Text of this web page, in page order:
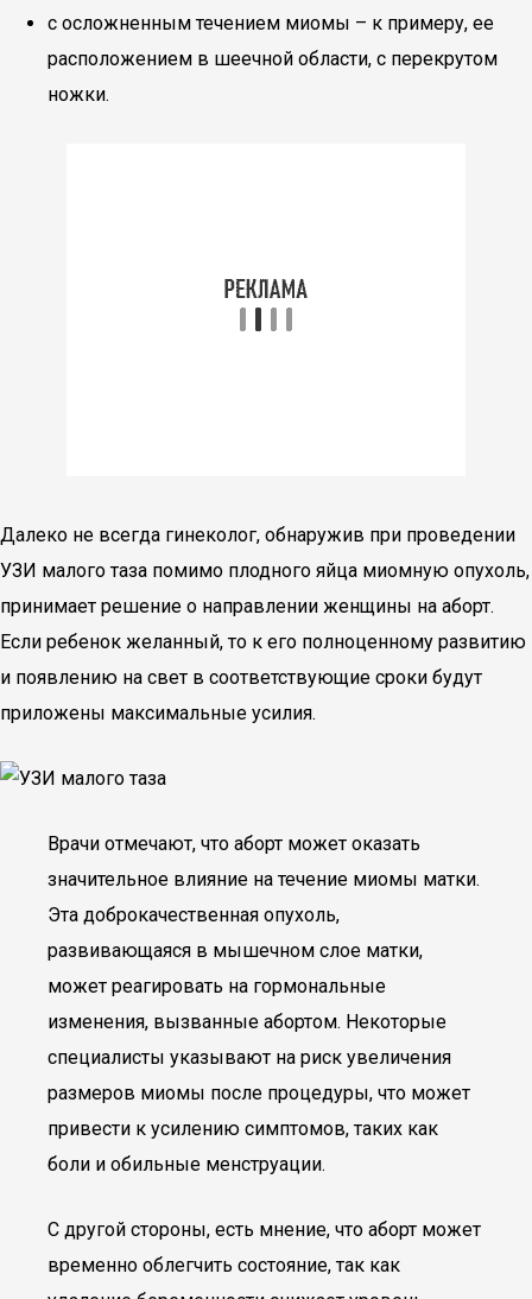
с осложненным течением миомы – к примеру, ее
расположением в шеечной области, с перекрутом
ножки.
Далеко не всегда гинеколог, обнаружив при проведении
УЗИ малого таза помимо плодного яйца миомную опухоль,
принимает решение о направлении женщины на аборт.
Если ребенок желанный, то к его полноценному развитию
и появлению на свет в соответствующие сроки будут
приложены максимальные усилия.
Врачи отмечают, что аборт может оказать
значительное влияние на течение миомы матки.
Эта доброкачественная опухоль,
развивающаяся в мышечном слое матки,
может реагировать на гормональные
изменения, вызванные абортом. Некоторые
специалисты указывают на риск увеличения
размеров миомы после процедуры, что может
привести к усилению симптомов, таких как
боли и обильные менструации.
С другой стороны, есть мнение, что аборт может
временно облегчить состояние, так как